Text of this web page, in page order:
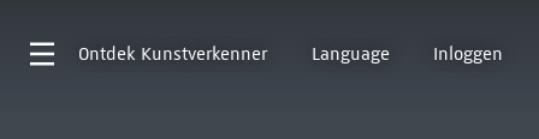
Ontdek Kunstverkenner Language Inloggen